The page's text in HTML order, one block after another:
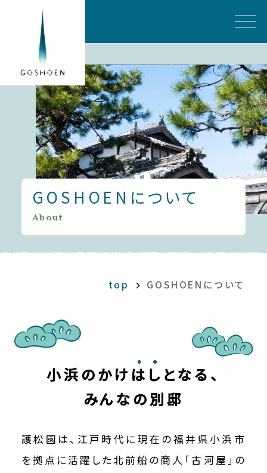
GOSHOENについて
About
top GOSHOENについて
小浜のかけ は し となる、
みんなの別邸
護松園は、江戸時代に現在の福井県小浜市
を拠点に活躍した北前船の商人「古河屋」の